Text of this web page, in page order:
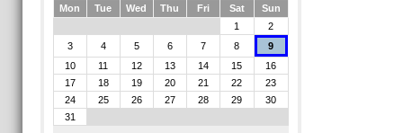
Mon
Tue Wed Thu Fri Sat
Sun
1
2
3
4 5 6 7 8
9
10
11 12 13 14 15
16
17
18 19 20 21 22
23
24
25 26 27 28 29
30
31